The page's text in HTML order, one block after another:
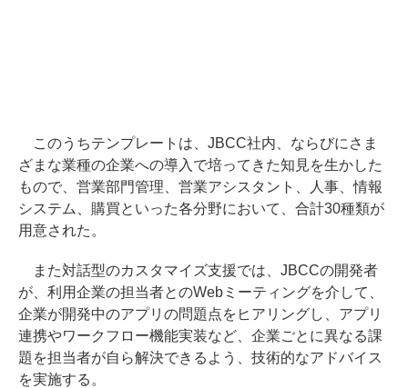
このうちテンプレートは、JBCC社内、ならびにさま
ざまな業種の企業への導入で培ってきた知見を生かした
もので、営業部門管理、営業アシスタント、人事、情報
システム、購買といった各分野において、合計30種類が
用意された。
また対話型のカスタマイズ支援では、JBCCの開発者
が、利用企業の担当者とのWebミーティングを介して、
企業が開発中のアプリの問題点をヒアリングし、アプリ
連携やワークフロー機能実装など、企業ごとに異なる課
題を担当者が自ら解決できるよう、技術的なアドバイス
を実施する。